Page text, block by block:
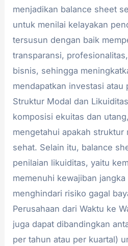
menjadikan balance sheet
untuk menilai kelayakan
tersusun dengan baik
transparansi,
bisnis, sehingga
mendapatkan investasi atau
Struktur Modal dan
komposisi ekuitas dan
mengetahui apakah struktur
sehat. Selain itu, balance
penilaian likuiditas, yaitu
memenuhi kewajiban
menghindari risiko gagal
Perusahaan dari Waktu ke
juga dapat dibandingkan
per tahun atau per kuartal)